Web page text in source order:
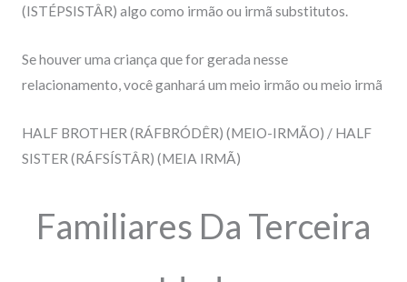
(ISTÉPSISTÂR) algo como irmão ou irmã substitutos.
Se houver uma criança que for gerada nesse
relacionamento, você ganhará um meio irmão ou meio irmã
HALF BROTHER (RÁFBRÓDÊR) (MEIO-IRMÃO) / HALF
SISTER (RÁFSÍSTÂR) (MEIA IRMÃ)
Familiares Da Terceira